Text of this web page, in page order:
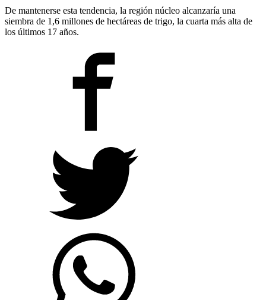
De mantenerse esta tendencia, la región núcleo alcanzaría una
siembra de 1,6 millones de hectáreas de trigo, la cuarta más alta de
los últimos 17 años.